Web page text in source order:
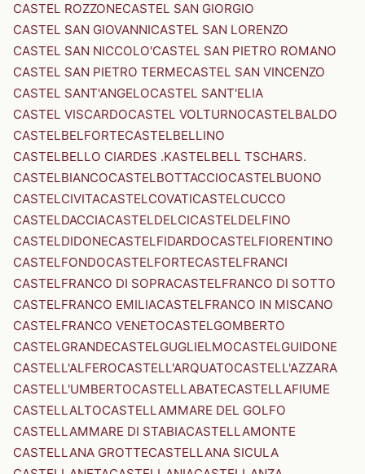
CASTEL ROZZONECASTEL SAN GIORGIO
CASTEL SAN GIOVANNICASTEL SAN LORENZO
CASTEL SAN NICCOLO'CASTEL SAN PIETRO ROMANO
CASTEL SAN PIETRO TERMECASTEL SAN VINCENZO
CASTEL SANT'ANGELOCASTEL SANT'ELIA
CASTEL VISCARDOCASTEL VOLTURNOCASTELBALDO
CASTELBELFORTECASTELBELLINO
CASTELBELLO CIARDES .KASTELBELL TSCHARS.
CASTELBIANCOCASTELBOTTACCIOCASTELBUONO
CASTELCIVITACASTELCOVATICASTELCUCCO
CASTELDACCIACASTELDELCICASTELDELFINO
CASTELDIDONECASTELFIDARDOCASTELFIORENTINO
CASTELFONDOCASTELFORTECASTELFRANCI
CASTELFRANCO DI SOPRACASTELFRANCO DI SOTTO
CASTELFRANCO EMILIACASTELFRANCO IN MISCANO
CASTELFRANCO VENETOCASTELGOMBERTO
CASTELGRANDECASTELGUGLIELMOCASTELGUIDONE
CASTELL'ALFEROCASTELL'ARQUATOCASTELL'AZZARA
CASTELL'UMBERTOCASTELLABATECASTELLAFIUME
CASTELLALTOCASTELLAMMARE DEL GOLFO
CASTELLAMMARE DI STABIACASTELLAMONTE
CASTELLANA GROTTECASTELLANA SICULA